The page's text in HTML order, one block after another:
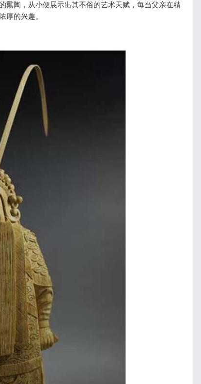
熏陶，从小便展示出其不俗的艺术天赋，每当父亲在精
厚的兴趣。